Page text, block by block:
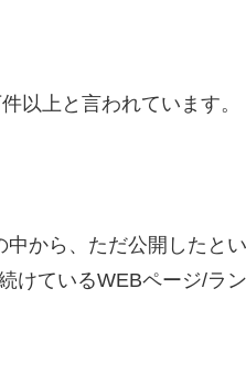
以上と言われています。
から、ただ公開した
けているWEBページ/